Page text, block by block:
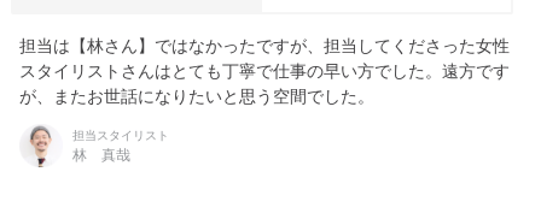
担当は【林さん】ではなかったですが、担当してくださった女性
スタイリストさんはとても丁寧で仕事の早い方でした。遠方です
が、またお世話になりたいと思う空間でした。
担当スタイリスト
林 真哉